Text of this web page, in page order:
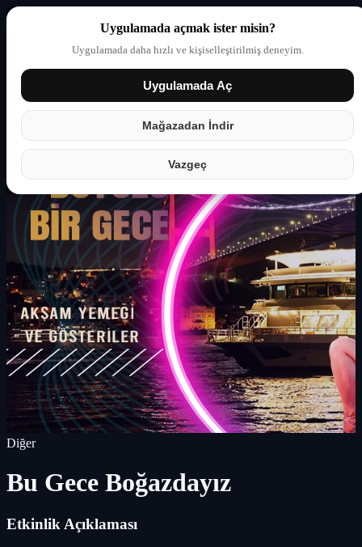
Uygulamada açmak ister misin?
Uygulamada daha hızlı ve kişiselleştirilmiş deneyim.
Uygulamada Aç
Mağazadan İndir
Vazgeç
Giriş yap Partner
Diğer
Bu Gece Boğazdayız
Etkinlik Açıklaması